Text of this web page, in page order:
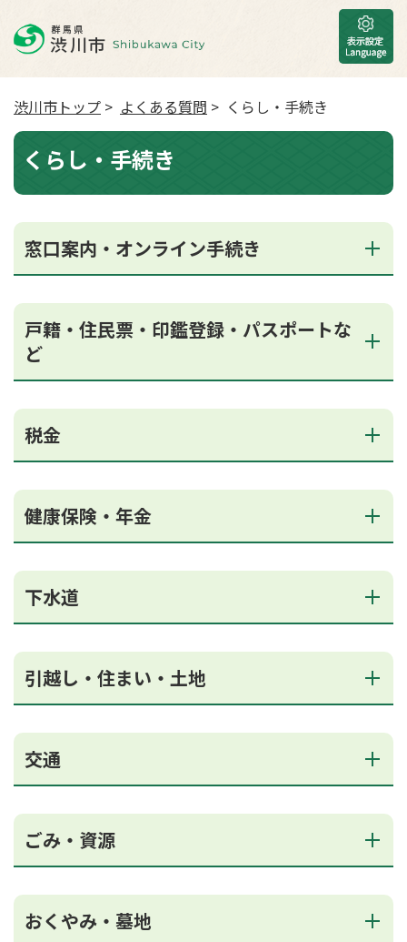
渋川市トップ > よくある質問 > くらし・手続き
くらし・手続き
窓口案内・オンライン手続き
戸籍・住民票・印鑑登録・パスポートな
ど
税金
健康保険・年金
下水道
引越し・住まい・土地
交通
ごみ・資源
おくやみ・墓地